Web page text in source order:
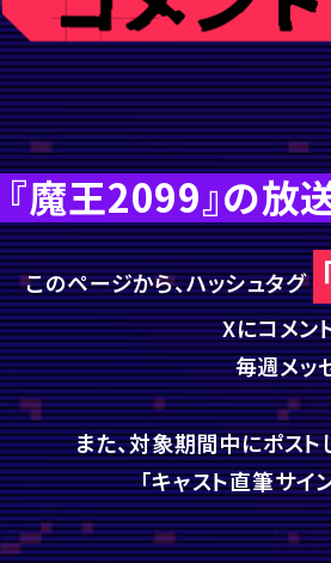
『魔王2099』の放
このページから、ハッシュタグ
Xにコメン
毎週メッ
また、対象期間中にポス
「キャスト直筆サイ